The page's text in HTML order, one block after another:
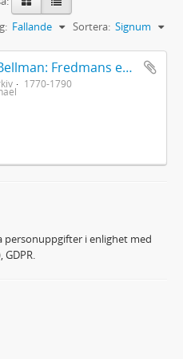
Sortera: Signum
Fallande
Carl Michael Bellman: Fredmans epistlar [Nechers ex.]. Ep. 1-50
1770-1790
i enlighet med